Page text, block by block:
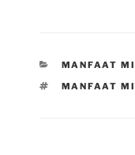
CATEGORIES
MANFAAT
TAGS
MANFAAT